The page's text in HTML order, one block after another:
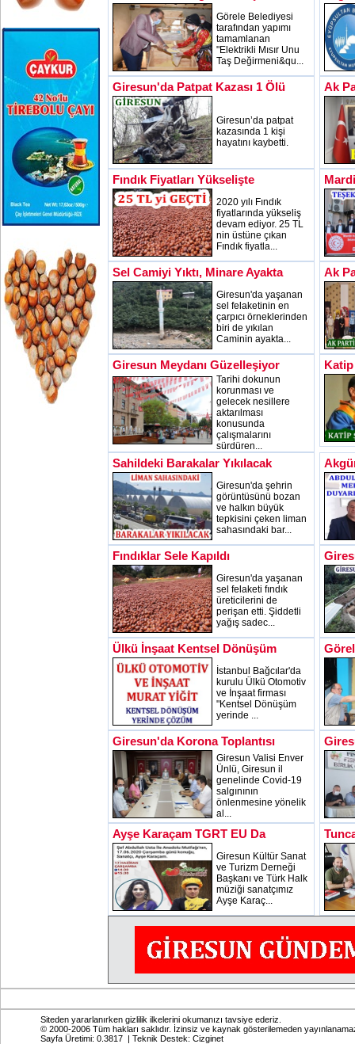
Görele Belediyesi
tarafından yapımı
tamamlanan
"Elektrikli Mısır Unu
Taş Değirmeni&qu...
Giresun'da Patpat Kazası 1 Ölü
Giresun’da patpat
kazasında 1 kişi
hayatını kaybetti.
Ak
Fındık Fiyatları Yükselişte
2020 yılı Fındık
fiyatlarında yükseliş
devam ediyor. 25 TL
nin üstüne çıkan
Fındık fiyatla...
Sel Camiyi Yıktı, Minare Ayakta
Giresun'da yaşanan
sel felaketinin en
çarpıcı örneklerinden
biri de yıkılan
Caminin ayakta...
Ak
Giresun Meydanı Güzelleşiyor
Tarihi dokunun
korunması ve
gelecek nesillere
aktarılması
konusunda
çalışmalarını
sürdüren...
Sahildeki Barakalar Yıkılacak
Giresun'da şehrin
görüntüsünü bozan
ve halkın büyük
tepkisini çeken liman
sahasındaki bar...
Fındıklar Sele Kapıldı
Giresun'da yaşanan
sel felaketi fındık
üreticilerini de
perişan etti. Şiddetli
yağış sadec...
Ülkü İnşaat Kentsel Dönüşüm
İstanbul Bağcılar'da
kurulu Ülkü Otomotiv
ve İnşaat firması
"Kentsel Dönüşüm
yerinde ...
Giresun'da Korona Toplantısı
Giresun Valisi Enver
Ünlü, Giresun il
genelinde Covid-19
salgınının
önlenmesine yönelik
al...
Ayşe Karaçam TGRT EU Da
Giresun Kültür Sanat
ve Turizm Derneği
Başkanı ve Türk Halk
müziği sanatçımız
Ayşe Karaç...
Siteden yararlanırken gizlilik ilkelerini okumanızı tavsiye ederiz.
© 2000-2006 Tüm hakları saklıdır. İzinsiz ve kaynak gösterilemeden
Sayfa Üretimi: 0.3817 | Teknik Destek: Cizginet